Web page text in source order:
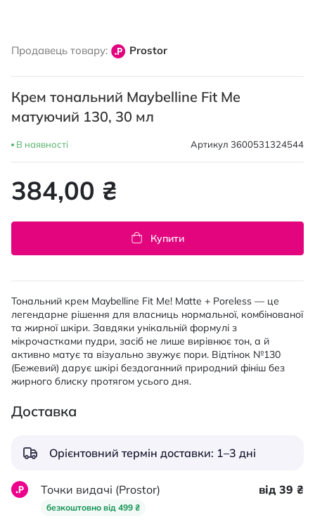
початку
зображень
Продавець товару: Prostor
Крем тональний Maybelline Fit Me
матуючий 130, 30 мл
В наявності Артикул 3600531324544
384,00 ₴
Купити
Тональний крем Maybelline Fit Me! Matte + Poreless — це
легендарне рішення для власниць нормальної, комбінованої
та жирної шкіри. Завдяки унікальній формулі з
мікрочастками пудри, засіб не лише вирівнює тон, а й
активно матує та візуально звужує пори. Відтінок №130
(Бежевий) дарує шкірі бездоганний природний фініш без
жирного блиску протягом усього дня.
Доставка
Орієнтовний термін доставки: 1–3 дні
Точки видачі (Prostor)
безкоштовно від 499 ₴
від 39 ₴